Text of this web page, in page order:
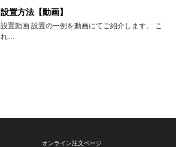
設置方法【動画】
設置動画 設置の一例を動画にてご紹介します。 こ
れ…
オンライン注文ページ